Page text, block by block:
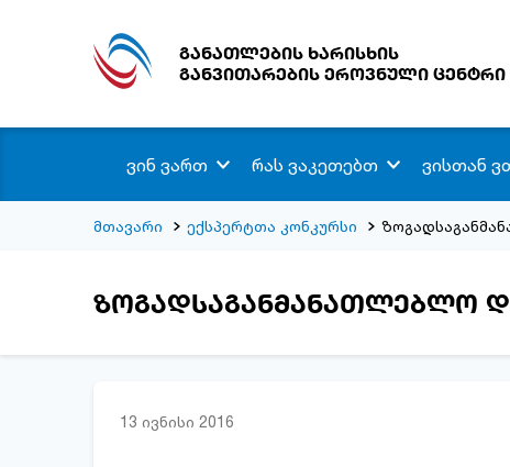
განათლების ხარისხის
განვითარების ეროვნული ცენტრი
ვინ ვართ რას ვაკეთებთ ვისთან
მთავარი ექსპერტთა კონკურსი
ზოგადსაგანმანათლებლო
13 ივნისი 2016